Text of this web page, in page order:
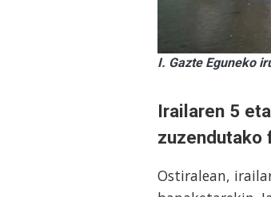
I. Gazte Eguneko
Irailaren 5
zuzendutako
Ostiralean,